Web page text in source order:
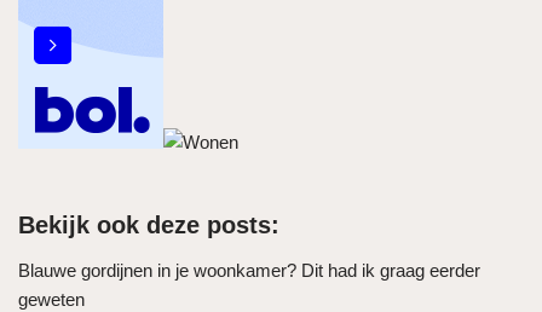
Bekijk ook deze posts:
Blauwe gordijnen in je woonkamer? Dit had ik graag eerder
geweten